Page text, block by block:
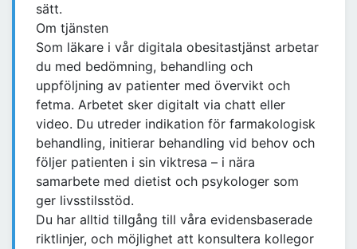
sätt.
Om tjänsten
Som läkare i vår digitala obesitastjänst arbetar
du med bedömning, behandling och
uppföljning av patienter med övervikt och
fetma. Arbetet sker digitalt via chatt eller
video. Du utreder indikation för farmakologisk
behandling, initierar behandling vid behov och
följer patienten i sin viktresa – i nära
samarbete med dietist och psykologer som
ger livsstilsstöd.
Du har alltid tillgång till våra evidensbaserade
riktlinjer, och möjlighet att konsultera kollegor